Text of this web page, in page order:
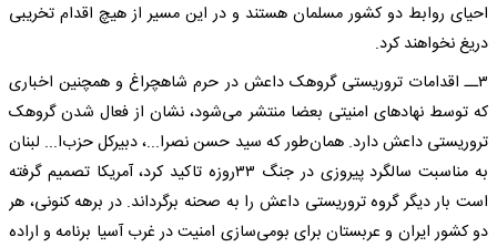
احیای روابط دو کشور مسلمان هستند و در این مسیر از هیچ اقدام تخریبی
دریغ نخواهند کرد.
۳ــ اقدامات تروریستی گروهک داعش در حرم شاهچراغ و همچنین اخباری
که توسط نهادهای امنیتی بعضا منتشر می‌شود، نشان از فعال شدن گروهک
تروریستی داعش دارد. همان‌طور که سید حسن نصرا...، دبیرکل حزب‌ا... لبنان
به مناسبت سالگرد پیروزی در جنگ ۳۳‌روزه تاکید کرد، آمریکا تصمیم گرفته
است بار دیگر گروه تروریستی داعش را به صحنه برگرداند. در برهه کنونی، هر
دو کشور ایران و عربستان برای بومی‌سازی امنیت در غرب آسیا برنامه و اراده